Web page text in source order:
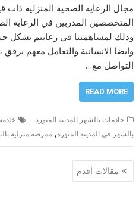
مجال الرعاية الصحية المنزلية
المتخصصين المدربين في الرعاية
وذلك لمساهمتنا في رعايتم بشكل
وايضا الانسانية والتعامل معهم
التواصل مع…
READ MORE
خادمات بالشهر المدينة المنورة
بالشهر في المدينة المنورة,ممرضة منزلية
تصفّح
المقالات
مقالات أقدم